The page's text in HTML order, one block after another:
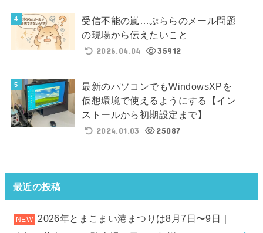
受信不能の嵐…ぷららのメール問題
の現場から伝えたいこと
2026.04.04
35912
最新のパソコンでもWindowsXPを
仮想環境で使えるようにする【イン
ストールから初期設定まで】
2024.01.03
25087
最近の投稿
2026年とまこまい港まつりは8月7日〜9日｜